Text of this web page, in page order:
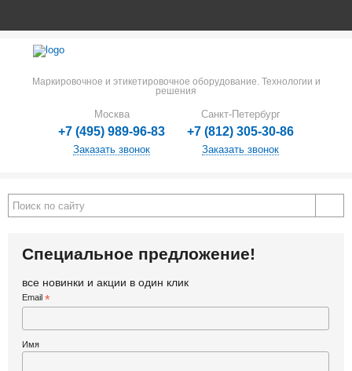
Маркировочное и этикетировочное оборудование. Технологии и
решения
Москва
+7 (495) 989-96-83
Заказать звонок
Санкт-Петербург
+7 (812) 305-30-86
Заказать звонок
Специальное предложение!
все новинки и акции в один клик
Email *
Имя